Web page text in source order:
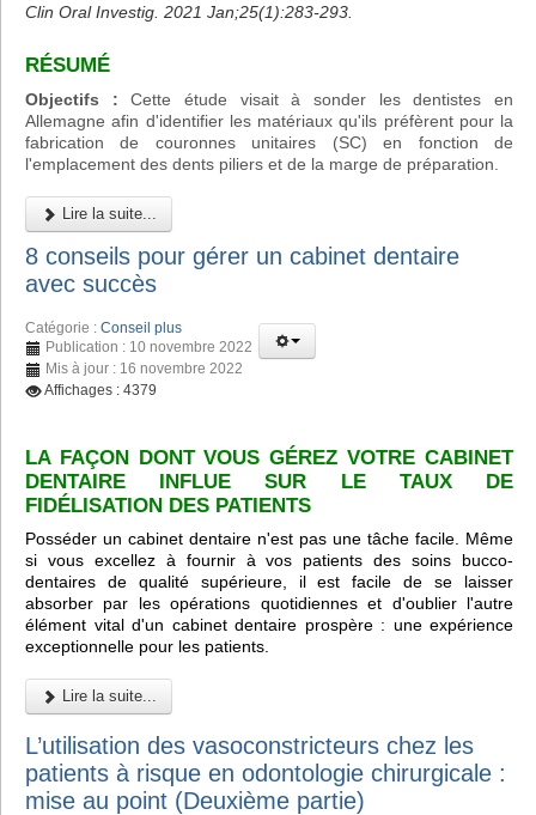
Clin Oral Investig. 2021 Jan;25(1):283-293.
RÉSUMÉ
Objectifs : Cette étude visait à sonder les dentistes en
Allemagne afin d'identifier les matériaux qu'ils préfèrent pour la
fabrication de couronnes unitaires (SC) en fonction de
l'emplacement des dents piliers et de la marge de préparation.
Lire la suite...
8 conseils pour gérer un cabinet dentaire
avec succès
Catégorie : Conseil plus
Publication : 10 novembre 2022
Mis à jour : 16 novembre 2022
Affichages : 4379
LA FAÇON DONT VOUS GÉREZ VOTRE CABINET
DENTAIRE INFLUE SUR LE TAUX DE
FIDÉLISATION DES PATIENTS
Posséder un cabinet dentaire n'est pas une tâche facile. Même
si vous excellez à fournir à vos patients des soins bucco-
dentaires de qualité supérieure, il est facile de se laisser
absorber par les opérations quotidiennes et d'oublier l'autre
élément vital d'un cabinet dentaire prospère : une expérience
exceptionnelle pour les patients.
Lire la suite...
L’utilisation des vasoconstricteurs chez les
patients à risque en odontologie chirurgicale :
mise au point (Deuxième partie)